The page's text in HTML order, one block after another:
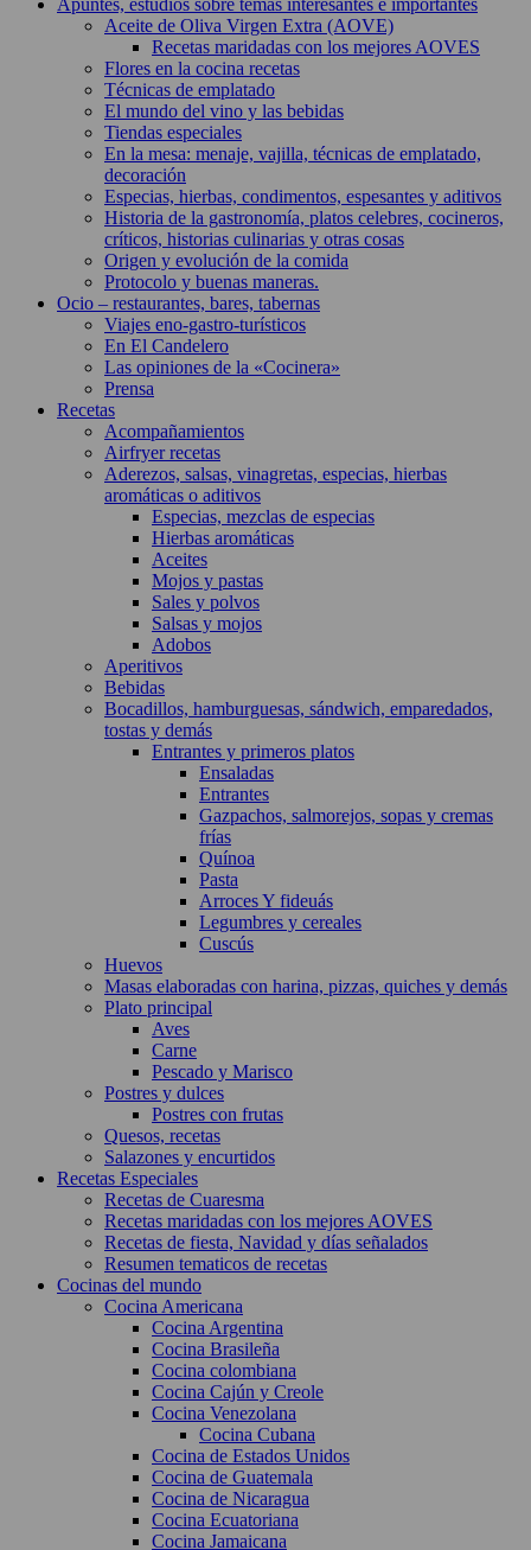
Apuntes, estudios sobre temas interesantes e importantes
Aceite de Oliva Virgen Extra (AOVE)
Recetas maridadas con los mejores AOVES
Flores en la cocina recetas
Técnicas de emplatado
El mundo del vino y las bebidas
Tiendas especiales
En la mesa: menaje, vajilla, técnicas de emplatado,
decoración
Especias, hierbas, condimentos, espesantes y aditivos
Historia de la gastronomía, platos celebres, cocineros,
críticos, historias culinarias y otras cosas
Origen y evolución de la comida
Protocolo y buenas maneras.
Ocio – restaurantes, bares, tabernas
Viajes eno-gastro-turísticos
En El Candelero
Las opiniones de la «Cocinera»
Prensa
Recetas
Acompañamientos
Airfryer recetas
Aderezos, salsas, vinagretas, especias, hierbas
aromáticas o aditivos
Especias, mezclas de especias
Hierbas aromáticas
Aceites
Mojos y pastas
Sales y polvos
Salsas y mojos
Adobos
Aperitivos
Bebidas
Bocadillos, hamburguesas, sándwich, emparedados,
tostas y demás
Entrantes y primeros platos
Ensaladas
Entrantes
Gazpachos, salmorejos, sopas y cremas
frías
Quínoa
Pasta
Arroces Y fideuás
Legumbres y cereales
Cuscús
Huevos
Masas elaboradas con harina, pizzas, quiches y demás
Plato principal
Aves
Carne
Pescado y Marisco
Postres y dulces
Postres con frutas
Quesos, recetas
Salazones y encurtidos
Recetas Especiales
Recetas de Cuaresma
Recetas maridadas con los mejores AOVES
Recetas de fiesta, Navidad y días señalados
Resumen tematicos de recetas
Cocinas del mundo
Cocina Americana
Cocina Argentina
Cocina Brasileña
Cocina colombiana
Cocina Cajún y Creole
Cocina Venezolana
Cocina Cubana
Cocina de Estados Unidos
Cocina de Guatemala
Cocina de Nicaragua
Cocina Ecuatoriana
Cocina Jamaicana